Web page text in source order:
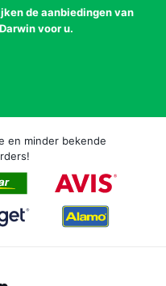
de aanbiedingen van
voor u.
en minder bekende